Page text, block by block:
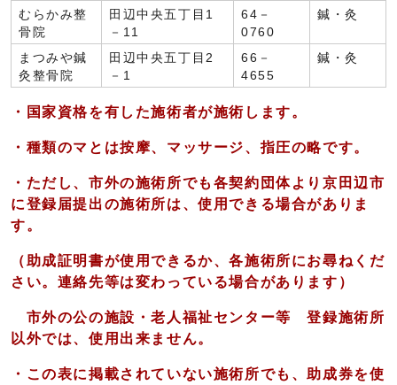
むらかみ整
骨院
田辺中央五丁目1
－11
64－
0760
鍼・灸
まつみや鍼
灸整骨院
田辺中央五丁目2
－1
66－
4655
鍼・灸
・国家資格を有した施術者が施術します。
・種類のマとは按摩、マッサージ、指圧の略です。
・ただし、市外の施術所でも各契約団体より京田辺市
に登録届提出の施術所は、使用できる場合がありま
す。
（助成証明書が使用できるか、各施術所にお尋ねくだ
さい。連絡先等は変わっている場合があります）
市外の公の施設・老人福祉センター等 登録施術所
以外では、使用出来ません。
・この表に掲載されていない施術所でも、助成券を使